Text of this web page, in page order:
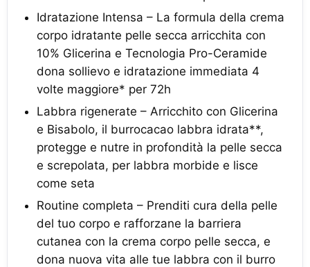
Idratazione Intensa – La formula della crema
corpo idratante pelle secca arricchita con
10% Glicerina e Tecnologia Pro-Ceramide
dona sollievo e idratazione immediata 4
volte maggiore* per 72h
Labbra rigenerate – Arricchito con Glicerina
e Bisabolo, il burrocacao labbra idrata**,
protegge e nutre in profondità la pelle secca
e screpolata, per labbra morbide e lisce
come seta
Routine completa – Prenditi cura della pelle
del tuo corpo e rafforzane la barriera
cutanea con la crema corpo pelle secca, e
dona nuova vita alle tue labbra con il burro